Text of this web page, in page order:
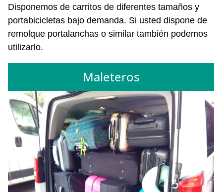
Disponemos de carritos de diferentes tamaños y
portabicicletas bajo demanda. Si usted dispone de
remolque portalanchas o similar también podemos
utilizarlo.
Maleteros